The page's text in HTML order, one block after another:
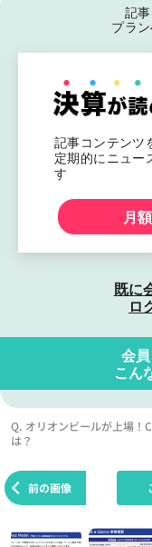
記
プラ
記事コンテンツ
定期的にニュー
す
月
既に
ロ
会
こん
Q. オリオンビールが上場！
は？
前の画像